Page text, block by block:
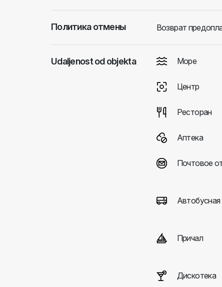
Политика отмены Возврат
Udaljenost od objekta Море
Центр
Ресторан
Аптека
Почтовое
Автобусная
Причал
Дискотека